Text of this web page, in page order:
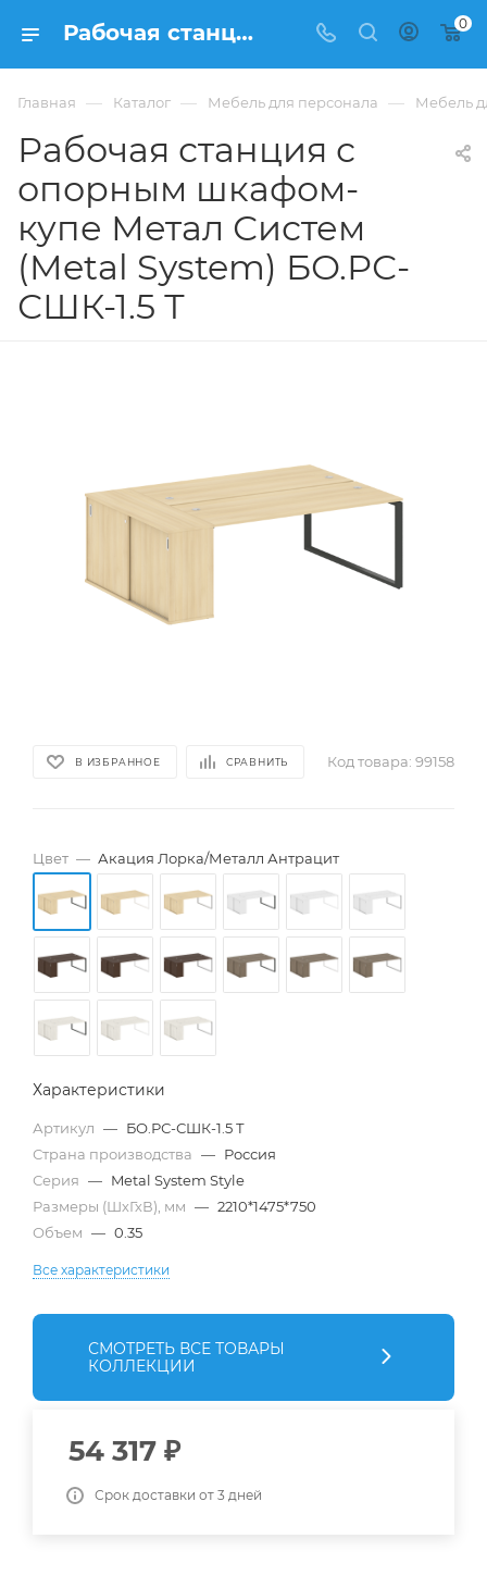
Рабочая станция с опорным шкафом-купе Метал Систем (Metal System) БО.РС-СШК-1.5 Т купить в Москве, цена 54 317 ₽. - интернет-магазин ФРАНКОМ 0
Главная — Каталог — Мебель для персонала — Мебель
Рабочая станция с
опорным шкафом-
купе Метал Систем
(Metal System) БО.РС-
СШК-1.5 Т
В ИЗБРАННОЕ СРАВНИТЬ Код товара: 99158
Цвет — Акация Лорка/Металл Антрацит
Характеристики
Артикул — БО.РС-СШК-1.5 Т
Страна производства — Россия
Серия — Metal System Style
Размеры (ШхГхВ), мм — 2210*1475*750
Объем — 0.35
Все характеристики
СМОТРЕТЬ ВСЕ ТОВАРЫ
КОЛЛЕКЦИИ
54 317 ₽
Срок доставки от 3 дней